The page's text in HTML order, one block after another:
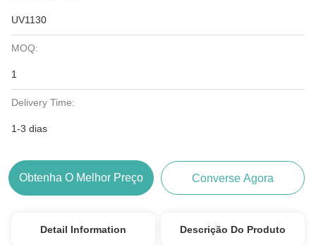
UV1130
MOQ:
1
Delivery Time:
1-3 dias
Obtenha O Melhor Preço Converse Agora
Detail Information Descrição Do Produto